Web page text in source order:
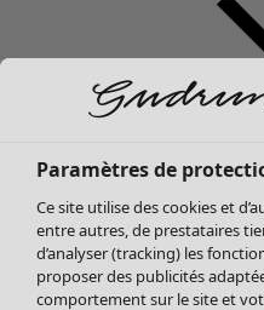
Soldes Vêtements
Paramètres de
Ce site utilise des cookies et
entre autres, de prestataires
d’analyser (tracking) les
proposer des publicités
comportement sur le site et